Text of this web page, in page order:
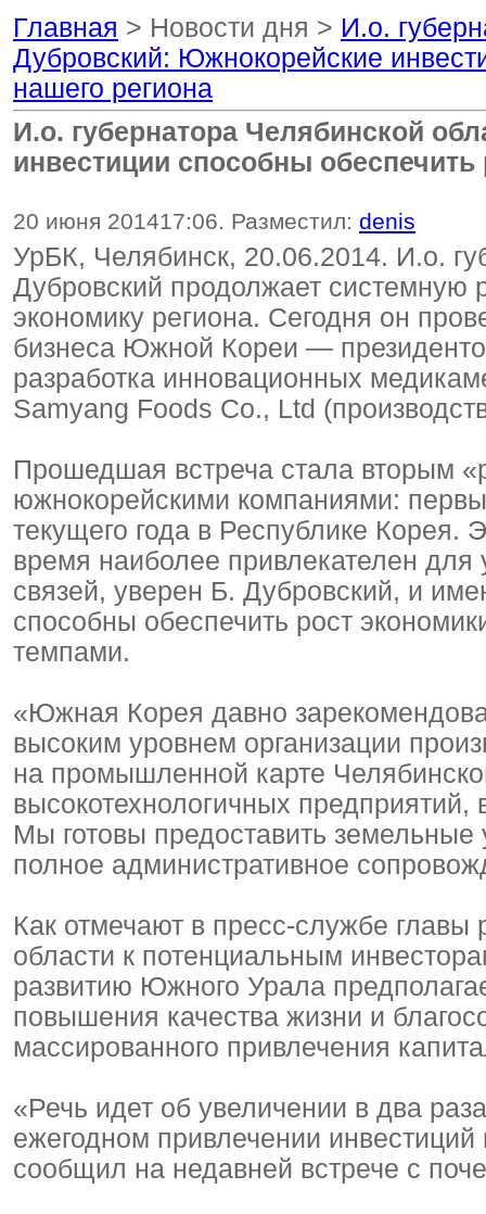
Главная > Новости дня > И.о.
Дубровский: Южнокорейские
нашего региона
И.о. губернатора Челябинской
инвестиции способны
20 июня 201417:06. Разместил: denis
УрБК, Челябинск, 20.06.2014. И.о.
Дубровский продолжает системную
экономику региона. Сегодня он
бизнеса Южной Кореи —
разработка инновационных
Samyang Foods Co., Ltd
Прошедшая встреча стала вторым
южнокорейскими компаниями:
текущего года в Республике Корея.
время наиболее привлекателен
связей, уверен Б. Дубровский, и
способны обеспечить рост
темпами.
«Южная Корея давно
высоким уровнем организации
на промышленной карте
высокотехнологичных
Мы готовы предоставить земельные
полное административное
Как отмечают в пресс-службе главы
области к потенциальным
развитию Южного Урала
повышения качества жизни и
массированного привлечения
«Речь идет об увеличении в два
ежегодном привлечении
сообщил на недавней встрече с